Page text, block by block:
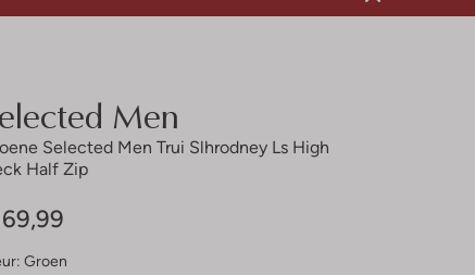
Men
Selected Men Trui Slhrodney Ls High
Half Zip
Groen